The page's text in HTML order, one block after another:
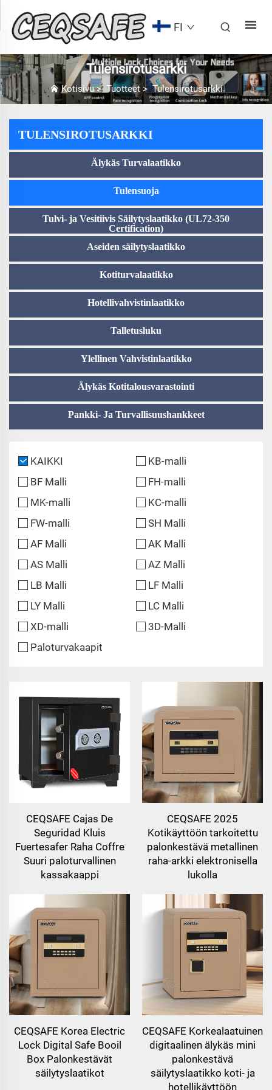
FI
Tulensirotusarkki
Kotisivu> Tuotteet>Tulensirotusarkki
TULENSIROTUSARKKI
Älykäs Turvalaatikko
Tulensuoja
Tulvi- ja Vesitiivis Säilytyslaatikko (UL72-350
Certification)
Aseiden säilytyslaatikko
Kotiturvalaatikko
Hotellivahvistinlaatikko
Talletusluku
Ylellinen Vahvistinlaatikko
Älykäs Kotitalousvarastointi
Pankki- Ja Turvallisuushankkeet
KAIKKI
KB-malli
BF Malli
FH-malli
MK-malli
KC-malli
FW-malli
SH Malli
AF Malli
AK Malli
AS Malli
AZ Malli
LB Malli
LF Malli
LY Malli
LC Malli
XD-malli
3D-Malli
Paloturvakaapit
CEQSAFE Cajas De
Seguridad Kluis
Fuertesafer Raha Coffre
Suuri paloturvallinen
kassakaappi
CEQSAFE 2025
Kotikäyttöön tarkoitettu
palonkestävä metallinen
raha-arkki elektronisella
lukolla
CEQSAFE Korea Electric
Lock Digital Safe Booil
Box Palonkestävät
säilytyslaatikot
CEQSAFE Korkealaatuinen
digitaalinen älykäs mini
palonkestävä
säilytyslaatikko koti- ja
hotellikäyttöön